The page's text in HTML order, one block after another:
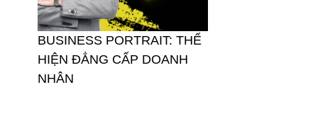
BUSINESS PORTRAIT: THỂ
HIỆN ĐẲNG CẤP DOANH
NHÂN